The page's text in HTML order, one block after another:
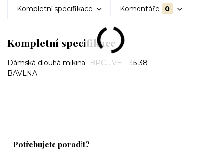
Kompletní specifikace Komentáře 0
Kompletní specifikace
Dámská dlouhá mikina- BPC... VEL-36-38
BAVLNA
Potřebujete poradit?